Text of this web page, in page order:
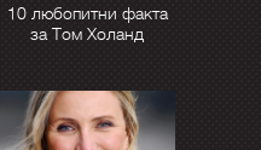
10 любопитни факта
за Том Холанд